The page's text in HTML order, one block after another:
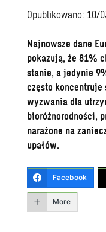
Opublikowano: 10/
Najnowsze dane
pokazują, że 81%
stanie, a jedynie
często koncentruje
wyzwania dla
bioróżnorodności,
narażone na
upałów.
Facebook
More